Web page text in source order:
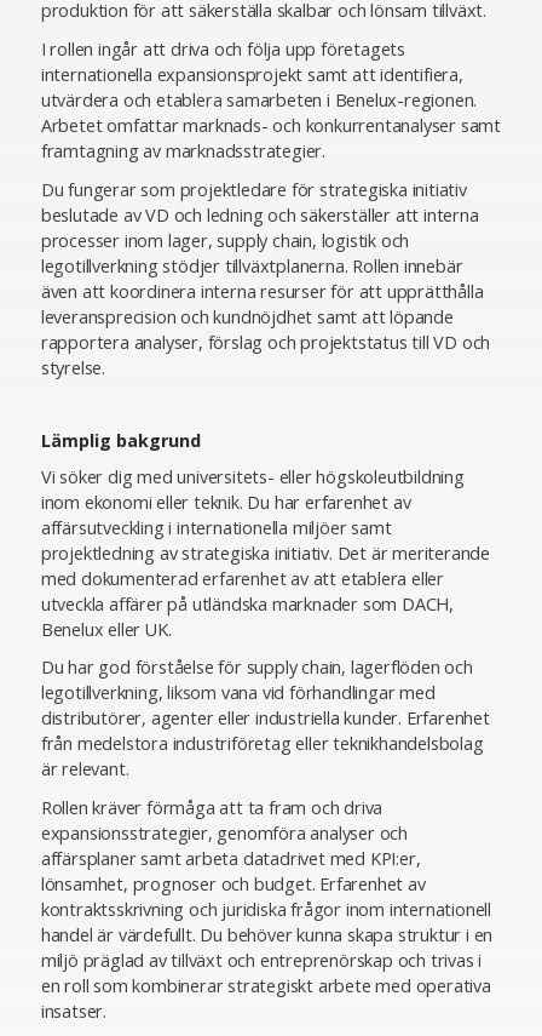
produktion för att säkerställa skalbar och lönsam tillväxt.
I rollen ingår att driva och följa upp företagets
internationella expansionsprojekt samt att identifiera,
utvärdera och etablera samarbeten i Benelux-regionen.
Arbetet omfattar marknads- och konkurrentanalyser samt
framtagning av marknadsstrategier.
Du fungerar som projektledare för strategiska initiativ
beslutade av VD och ledning och säkerställer att interna
processer inom lager, supply chain, logistik och
legotillverkning stödjer tillväxtplanerna. Rollen innebär
även att koordinera interna resurser för att upprätthålla
leveransprecision och kundnöjdhet samt att löpande
rapportera analyser, förslag och projektstatus till VD och
styrelse.
Lämplig bakgrund
Vi söker dig med universitets- eller högskoleutbildning
inom ekonomi eller teknik. Du har erfarenhet av
affärsutveckling i internationella miljöer samt
projektledning av strategiska initiativ. Det är meriterande
med dokumenterad erfarenhet av att etablera eller
utveckla affärer på utländska marknader som DACH,
Benelux eller UK.
Du har god förståelse för supply chain, lagerflöden och
legotillverkning, liksom vana vid förhandlingar med
distributörer, agenter eller industriella kunder. Erfarenhet
från medelstora industriföretag eller teknikhandelsbolag
är relevant.
Rollen kräver förmåga att ta fram och driva
expansionsstrategier, genomföra analyser och
affärsplaner samt arbeta datadrivet med KPI:er,
lönsamhet, prognoser och budget. Erfarenhet av
kontraktsskrivning och juridiska frågor inom internationell
handel är värdefullt. Du behöver kunna skapa struktur i en
miljö präglad av tillväxt och entreprenörskap och trivas i
en roll som kombinerar strategiskt arbete med operativa
insatser.